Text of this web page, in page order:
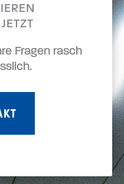
Fragen rasch